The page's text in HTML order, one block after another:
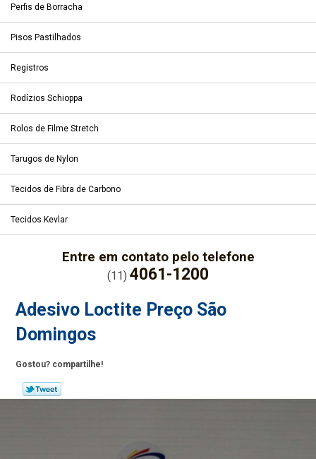
Perfis de Borracha
Pisos Pastilhados
Registros
Rodízios Schioppa
Rolos de Filme Stretch
Tarugos de Nylon
Tecidos de Fibra de Carbono
Tecidos Kevlar
Entre em contato pelo telefone
(11) 4061-1200
Adesivo Loctite Preço São
Domingos
Gostou? compartilhe!